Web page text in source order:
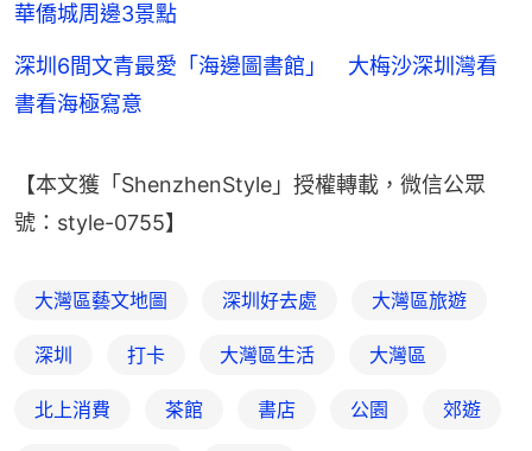
華僑城周邊3景點
深圳6間文青最愛「海邊圖書館」 大梅沙深圳灣看
書看海極寫意
【本文獲「ShenzhenStyle」授權轉載，微信公眾
號：style-0755】
大灣區藝文地圖 深圳好去處 大灣區旅遊
深圳 打卡 大灣區生活 大灣區
北上消費 茶館 書店 公園 郊遊